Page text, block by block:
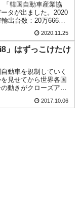
量を増やします」
いのか？
り1,214.4億ドル」
れる状態
李在明を支持しな
室長が告発された
、空前の国政壟断
「韓国自動車産業協
タが出ました。2020
出台数：20万666台
％減少）輸出金額：
対前年同期比：5.8％
％減少し...
2020.11.25
」はずっこけたけ
動車を規制していく
見せてから世界各国
動きがクローズアッ
」と表明したのは先日
2017.10.06